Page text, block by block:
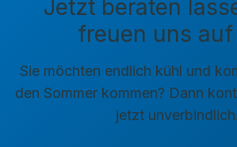
Jetzt beraten
freuen uns auf
Sie möchten endlich kühl und
den Sommer kommen? Dann
jetzt unverbindlich.